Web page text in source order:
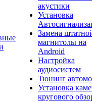
акустики
Установка
Замена
магнитолы на
Android
Настройка
аудиосистем
Тюнинг
Установка
кругового